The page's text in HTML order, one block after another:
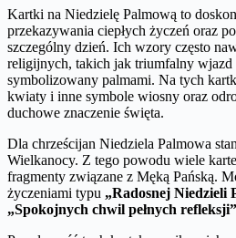
Kartki na Niedzielę Palmową to
przekazywania ciepłych życzeń oraz
szczególny dzień. Ich wzory często
religijnych, takich jak triumfalny wjazd
symbolizowany palmami. Na tych
kwiaty i inne symbole wiosny oraz
duchowe znaczenie święta.
Dla chrześcijan Niedziela Palmowa
Wielkanocy. Z tego powodu wiele
fragmenty związane z Męką Pańską.
życzeniami typu „Radosnej Niedzieli
„Spokojnych chwil pełnych refleksji”